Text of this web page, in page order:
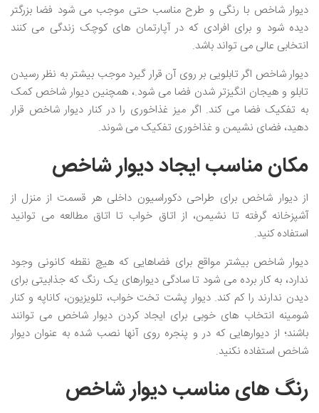
دیوار شاخص با رنگی و طرح مناسب حتی موجب می شود فضا بزرگتر
دیده شود و برای افرادی که در آپارتمان های کوچک زندگی می کنند
انتخابی عالی می تواند باشد.
دیوار شاخص اگر تابلویی بر روی آن قرار گیرد موجب بیشتر به نظر رسیدن
تابلو و هیجان انگیزتر شدن فضا می شود.، همچنین دیوار شاخص کمک
به تفکیک فضا می کند. اگر میز غذاخوری را در کنار دیوار شاخص قرار
دهید، فضای نشیمن و غذاخوری تفکیک می شوند.
مکان مناسب ایجاد دیوار شاخص
از دیوار شاخص برای طراحی دکوراسیون داخلی هر قسمت از منزل از
آشپزخانه گرفته تا نشیمن، از اتاق خواب تا اتاق مطالعه می توانید
استفاده کنید.
دیوار شاخص بیشتر مواقع برای فضاهایی که هیچ نقطه کانونی وجود
ندارد، به کار برده می شود تا سادگی دیوارهای یک رنگ که جذابیتی برای
دیدن ندارند را کم کند. دیوار پشت تخت خواب، تلویزیون، کاناپه و کنار
شومینه انتخاب های خوبی برای ایجاد کردن دیوار شاخص می توانند
باشند؛ از دیوارهایی که در و پنجره روی آنها نصب شده به عنوان دیوار
شاخص استفاده نکنید.
رنگ های مناسب دیوار شاخص